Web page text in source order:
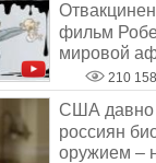
фильм
мировой
210 158
США давно
россиян
оружием –